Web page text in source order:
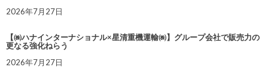
2026年7月27日
【㈱ハナインターナショナル×星清重機運輸㈱】グループ会社で販売力の
更なる強化ねらう
2026年7月27日